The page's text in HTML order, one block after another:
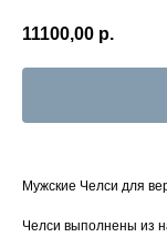
11100,00 р.
Мужские Челси для
Челси выполнены из